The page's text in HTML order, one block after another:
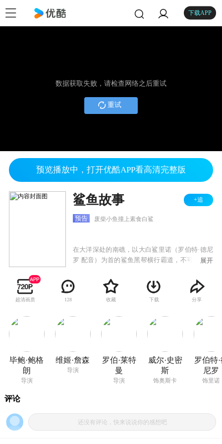
下载APP
数据获取失败，请检查网络之后重试
重试
预览播放中，打开优酷APP看高清完整版
鲨鱼故事 +追
预告 废柴小鱼撞上素食白鲨
在大洋深处的南礁，以大白鲨里诺（罗伯特·德尼
罗 配音）为首的鲨鱼黑帮横行霸道，不可一世，
持公道，消灭这群恶棍。里诺虽然邪恶，不过却
格外疼爱他的儿子弗兰奇（迈克尔·因佩里奥利 配
音）和兰尼（杰克·布莱克 配音）。与凶暴的父亲
是个素食主义者。 吊儿郎当的清洗店小职员奥斯
卡（威尔·史密斯 配音）欠下老板钱财，债台高
奇却被突然出现的铁锚砸死。喜好吹牛的奥斯卡
因此宣称弗兰奇死于他之手，他还间接和兰尼成
为朋友。然而，这却引起鲨鱼黑帮的愤怒……
展开
超清画质 128 收藏 下载 分享
毕鲍·鲍格
朗
导演
维姬·詹森
导演
罗伯·莱特
曼
导演
威尔·史密
斯
饰奥斯卡
罗伯特
尼罗
饰里诺